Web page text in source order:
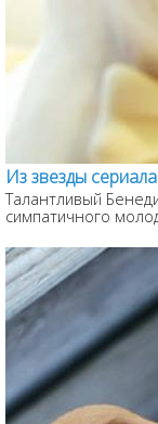
Из звезды
Талантливый
симпатичного